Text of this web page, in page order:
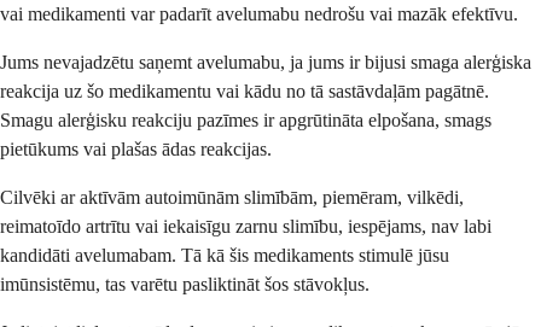
vai medikamenti var padarīt avelumabu nedrošu vai mazāk efektīvu.
Jums nevajadzētu saņemt avelumabu, ja jums ir bijusi smaga alerģiska
reakcija uz šo medikamentu vai kādu no tā sastāvdaļām pagātnē.
Smagu alerģisku reakciju pazīmes ir apgrūtināta elpošana, smags
pietūkums vai plašas ādas reakcijas.
Cilvēki ar aktīvām autoimūnām slimībām, piemēram, vilkēdi,
reimatoīdo artrītu vai iekaisīgu zarnu slimību, iespējams, nav labi
kandidāti avelumabam. Tā kā šis medikaments stimulē jūsu
imūnsistēmu, tas varētu pasliktināt šos stāvokļus.